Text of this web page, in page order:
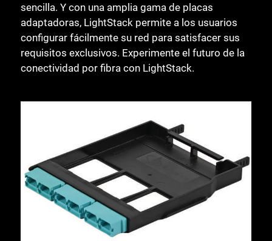
sencilla. Y con una amplia gama de placas
adaptadoras, LightStack permite a los usuarios
configurar fácilmente su red para satisfacer sus
requisitos exclusivos. Experimente el futuro de la
conectividad por fibra con LightStack.